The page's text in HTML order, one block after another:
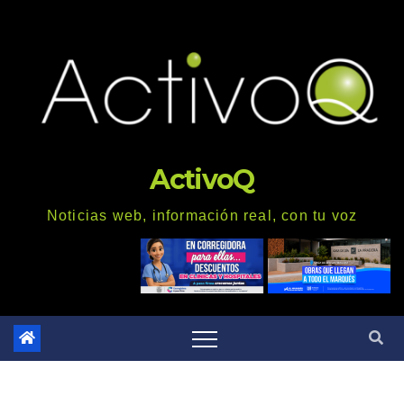
ActivoQ
Noticias web, información real, con tu voz